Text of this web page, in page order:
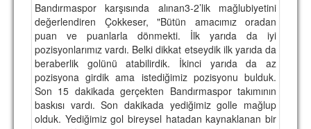
BASINDAN
KUPA MAÇLARI
ESKi BAŞKANLAR
ESKİ HOCALAR
HAKKIMIZDA
Bandırmaspor karşısında alınan3-2’lik mağlubiyetini
değerlendiren Çokkeser, "Bütün amacımız oradan
puan ve puanlarla dönmekti. İlk yarıda da iyi
pozisyonlarımız vardı. Belki dikkat etseydik ilk yarıda da
beraberlik golünü atabilirdik. İkinci yarıda da az
pozisyona girdik ama istediğimiz pozisyonu bulduk.
Son 15 dakikada gerçekten Bandırmaspor takımının
baskısı vardı. Son dakikada yediğimiz golle mağlup
olduk. Yediğimiz gol bireysel hatadan kaynaklanan bir